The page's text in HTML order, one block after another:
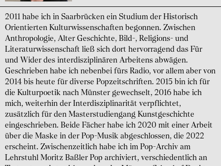
2011 habe ich in Saarbrücken ein Studium der Historisch
Orientierten Kulturwissenschaften begonnen. Zwischen
Anthropologie, Alter Geschichte, Bild-, Religions- und
Literaturwissenschaft ließ sich dort hervorragend das Für
und Wider des interdisziplinären Arbeitens abwägen.
Geschrieben habe ich nebenbei fürs Radio, vor allem aber von
2014 bis heute für diverse Popzeitschriften. 2015 bin ich für
die Kulturpoetik nach Münster gewechselt, 2016 habe ich
mich, weiterhin der Interdisziplinarität verpflichtet,
zusätzlich für den Masterstudiengang Kunstgeschichte
eingeschrieben. Beide Fächer habe ich 2020 mit einer Arbeit
über die Maske in der Pop-Musik abgeschlossen, die 2022
erscheint. Zwischenzeitlich habe ich im Pop-Archiv am
Lehrstuhl Moritz Baßler Pop archiviert, verschiedentlich an